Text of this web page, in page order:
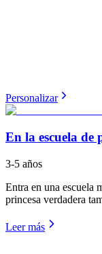
Personalizar
En la escuela de
3-5 años
Entra en una escuela
princesa verdadera
Leer más